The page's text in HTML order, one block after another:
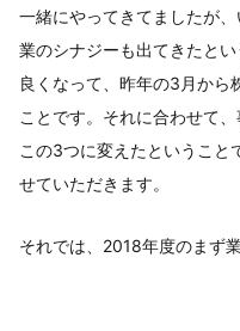
一緒にやってきてましたが
業のシナジーも出てきたと
良くなって、昨年の3月から
ことです。それに合わせて
この3つに変えたということ
せていただきます。
それでは、2018年度のまず